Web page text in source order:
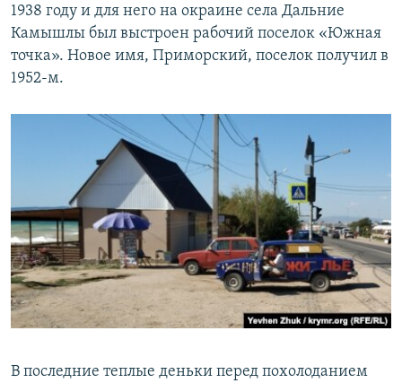
1938 году и для него на окраине села Дальние
Камышлы был выстроен рабочий поселок «Южная
точка». Новое имя, Приморский, поселок получил в
1952-м.
В последние теплые деньки перед похолоданием